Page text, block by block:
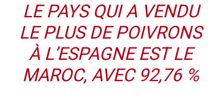
LE PAYS QUI A VENDU
LE PLUS DE POIVRONS
À L’ESPAGNE EST LE
MAROC, AVEC 92,76 %